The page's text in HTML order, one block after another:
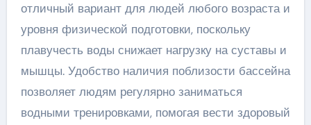
отличный вариант для людей любого возраста и
уровня физической подготовки, поскольку
плавучесть воды снижает нагрузку на суставы и
мышцы. Удобство наличия поблизости бассейна
позволяет людям регулярно заниматься
водными тренировками, помогая вести здоровый